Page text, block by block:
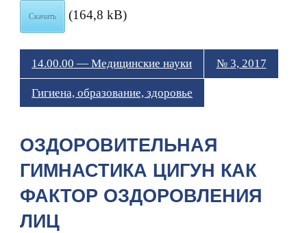
Скачать (164,8 kB)
14.00.00 — Медицинские науки № 3, 2017
Гигиена, образование, здоровье
ОЗДОРОВИТЕЛЬНАЯ
ГИМНАСТИКА ЦИГУН КАК
ФАКТОР ОЗДОРОВЛЕНИЯ
ЛИЦ